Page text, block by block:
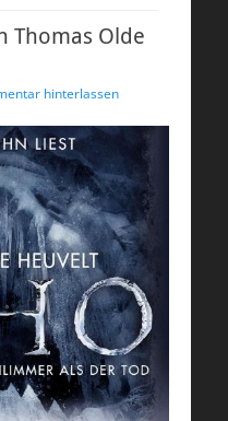
Thomas Olde
hinterlassen